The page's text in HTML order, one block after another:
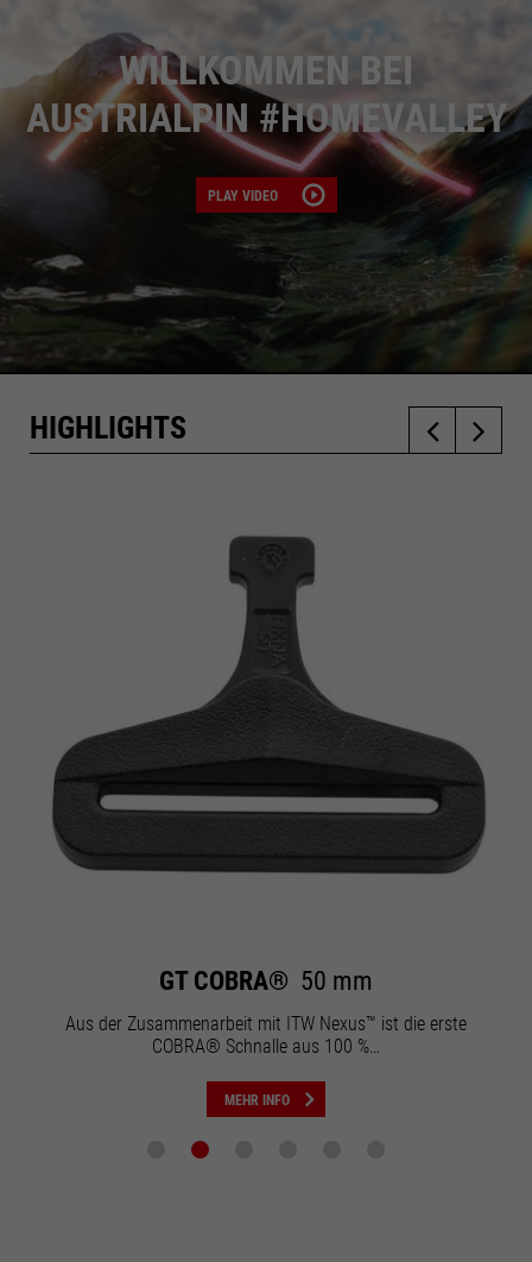
WILLKOMMEN BEI
AUSTRIALPIN #HOMEVALLEY
PLAY VIDEO
HIGHLIGHTS
GT COBRA® 50 mm
Aus der Zusammenarbeit mit ITW Nexus™ ist die erste
COBRA® Schnalle aus 100 %…
MEHR INFO